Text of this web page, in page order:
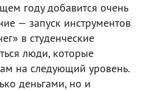
году добавится очень
— запуск инструментов
в студенческие
люди, которые
на следующий уровень.
деньгами, но и